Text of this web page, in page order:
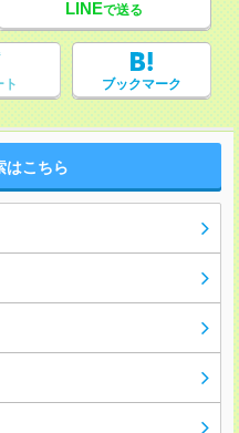
LINEで送る
ト ブックマーク
はこちら